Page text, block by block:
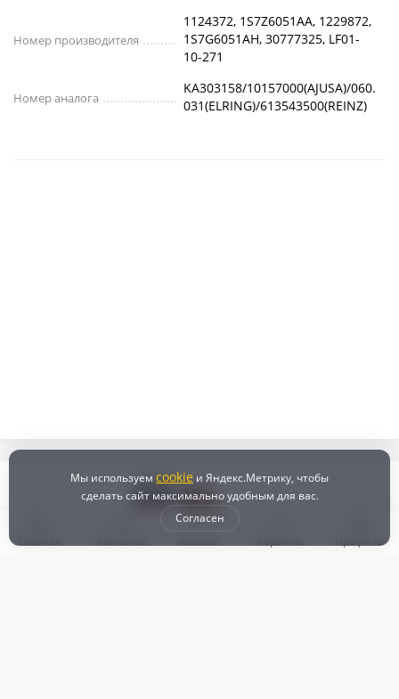
Номер производителя
1124372, 1S7Z6051AA, 1229872,
1S7G6051AH, 30777325, LF01-
10-271
Номер аналога
KA303158/10157000(AJUSA)/060.
031(ELRING)/613543500(REINZ)
Мы используем cookie и Яндекс.Метрику, чтобы
сделать сайт максимально удобным для вас.
Согласен